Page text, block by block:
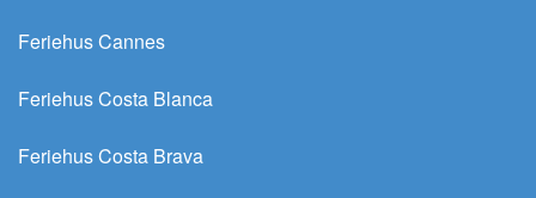
Feriehus Cannes
Feriehus Costa Blanca
Feriehus Costa Brava